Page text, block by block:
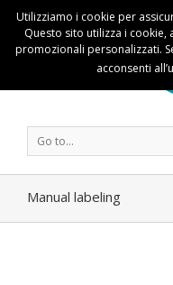
Go to...
Manual labeling
Utilizziamo i cookie per
Questo sito utilizza i cookie,
promozionali personalizzati.
acconsenti